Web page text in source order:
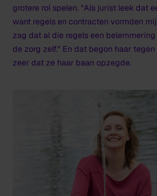
grotere rol spelen. “Als jurist leek dat
want regels en contracten vormden
zag dat al die regels een
de zorg zelf." En dat begon haar tegen
zeer dat ze haar baan opzegde.